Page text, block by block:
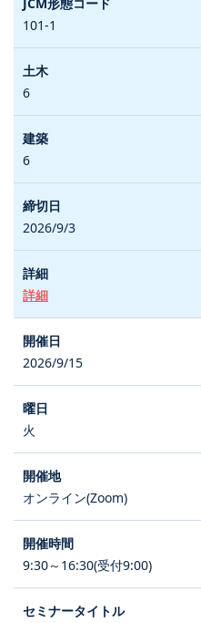
101-1
6
6
2026/9/3
詳細
2026/9/15
火
オンライン(Zoom)
9:30～16:30(受付9:00)